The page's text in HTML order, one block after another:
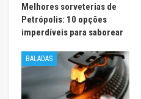
Melhores sorveterias de
Petrópolis: 10 opções
imperdíveis para saborear
BALADAS